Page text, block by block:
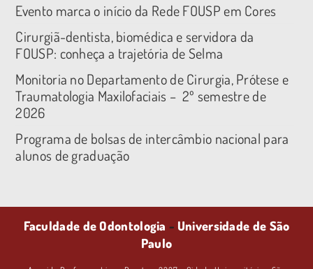
Evento marca o início da Rede FOUSP em Cores
Cirurgiã-dentista, biomédica e servidora da
FOUSP: conheça a trajetória de Selma
Monitoria no Departamento de Cirurgia, Prótese e
Traumatologia Maxilofaciais – 2º semestre de
2026
Programa de bolsas de intercâmbio nacional para
alunos de graduação
Faculdade de Odontologia - Universidade de São
Paulo